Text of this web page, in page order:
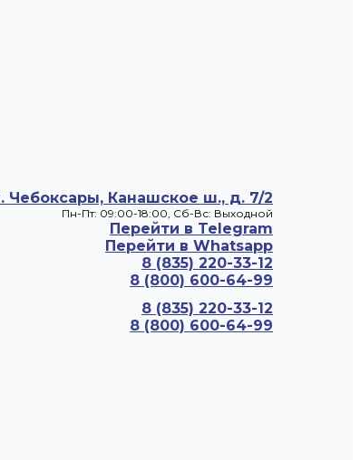
8 (835) 220-33-12
8 (800) 600-64-99
Чебоксары, Канашское ш., д. 7/2
Пн-Пт: 09:00-18:00, Cб-Вс: Выходной
Перейти в Telegram
Перейти в Whatsapp
8 (835) 220-33-12
8 (800) 600-64-99